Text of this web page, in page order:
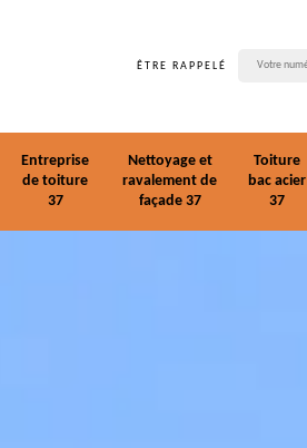
ÊTRE RAPPELÉ
Entreprise
de toiture
37
Nettoyage et
ravalement de
façade 37
Toiture
bac acier
37